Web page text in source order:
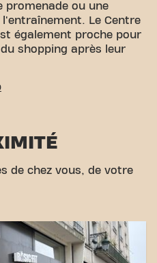
promenade ou une
Le Centre
également proche pour
shopping après leur
est située à quelques
atteindre vos
été aussi simple.
Rue de la Libération et
de chez vous, de votre